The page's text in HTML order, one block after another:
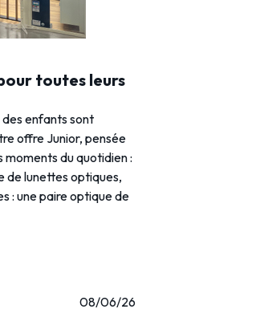
toutes leurs
des enfants sont
offre Junior, pensée
du quotidien :
de lunettes optiques,
: une paire optique de
08/06/26